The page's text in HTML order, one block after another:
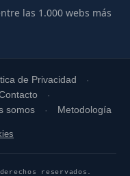
las 1.000 webs más
de Privacidad
somos Metodología
reservados.